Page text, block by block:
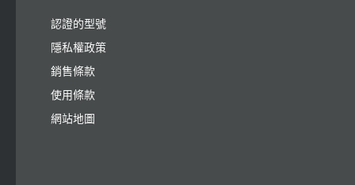
認證的型號
隱私權政策
銷售條款
使用條款
網站地圖